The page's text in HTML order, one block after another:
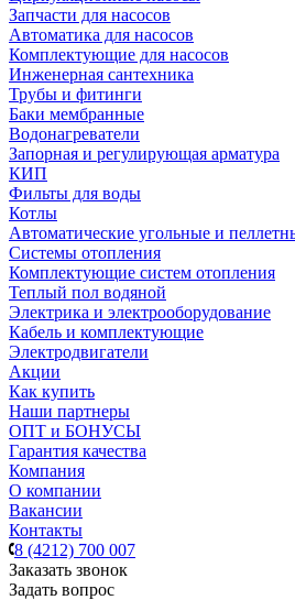
Запчасти для насосов
Автоматика для насосов
Комплектующие для насосов
Инженерная сантехника
Трубы и фитинги
Баки мембранные
Водонагреватели
Запорная и регулирующая арматура
КИП
Фильты для воды
Котлы
Автоматические угольные и
Системы отопления
Комплектующие систем отопления
Теплый пол водяной
Электрика и электрооборудование
Кабель и комплектующие
Электродвигатели
Акции
Как купить
Наши партнеры
ОПТ и БОНУСЫ
Гарантия качества
Компания
О компании
Вакансии
Контакты
8 (4212) 700 007
Заказать звонок
Задать вопрос